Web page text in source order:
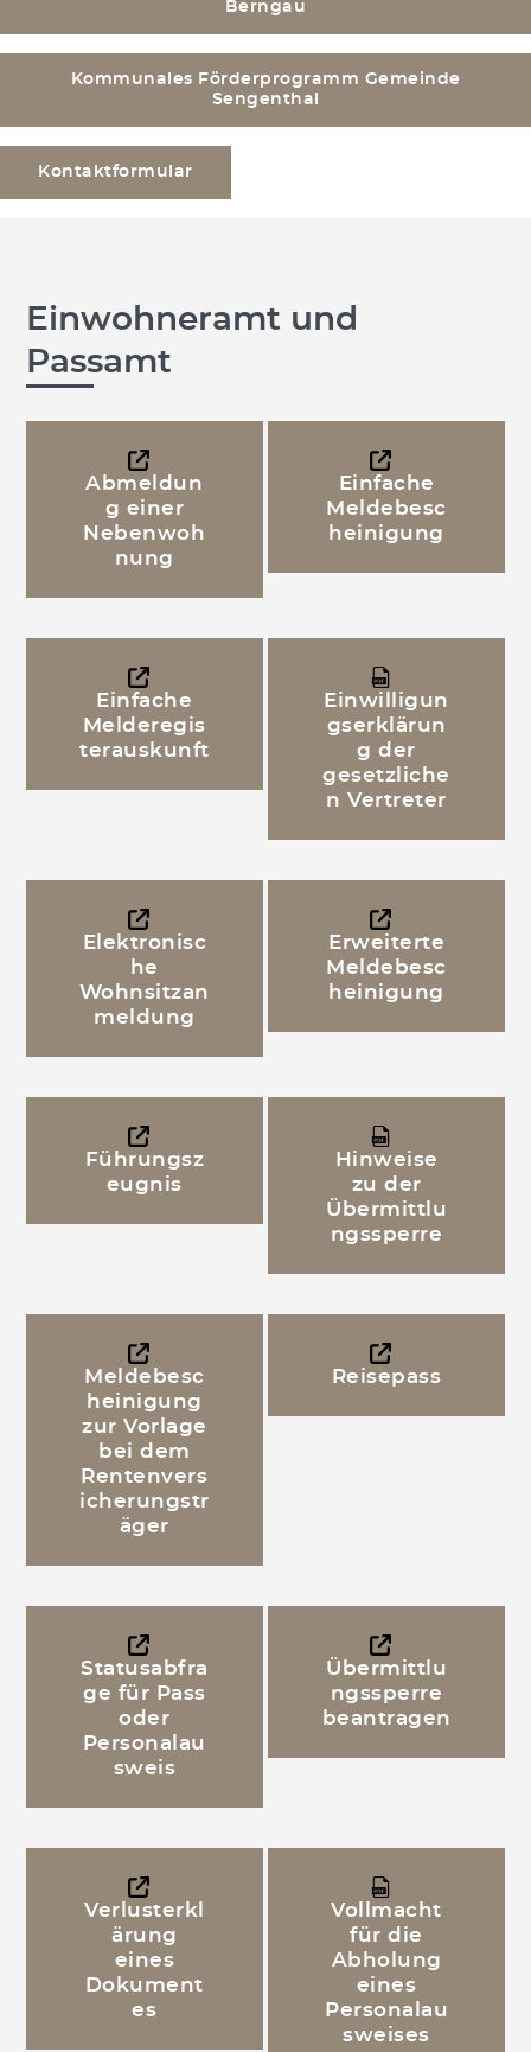
Berngau
Kommunales Förderprogramm Gemeinde
Sengenthal
Kontaktformular
Einwohneramt und
Passamt
Abmeldun
g einer
Nebenwoh
nung
Einfache
Meldebesc
heinigung
Einfache
Melderegis
terauskunft
Einwilligun
gserklärun
g der
gesetzliche
n Vertreter
Elektronisc
he
Wohnsitzan
meldung
Erweiterte
Meldebesc
heinigung
Führungsz
eugnis
Hinweise
zu der
Übermittlu
ngssperre
Meldebesc
heinigung
zur Vorlage
bei dem
Rentenvers
icherungstr
äger
Reisepass
Statusabfra
ge für Pass
oder
Personalau
sweis
Übermittlu
ngssperre
beantragen
Verlusterkl
ärung
eines
Dokument
es
Vollmacht
für die
Abholung
eines
Personalau
sweises